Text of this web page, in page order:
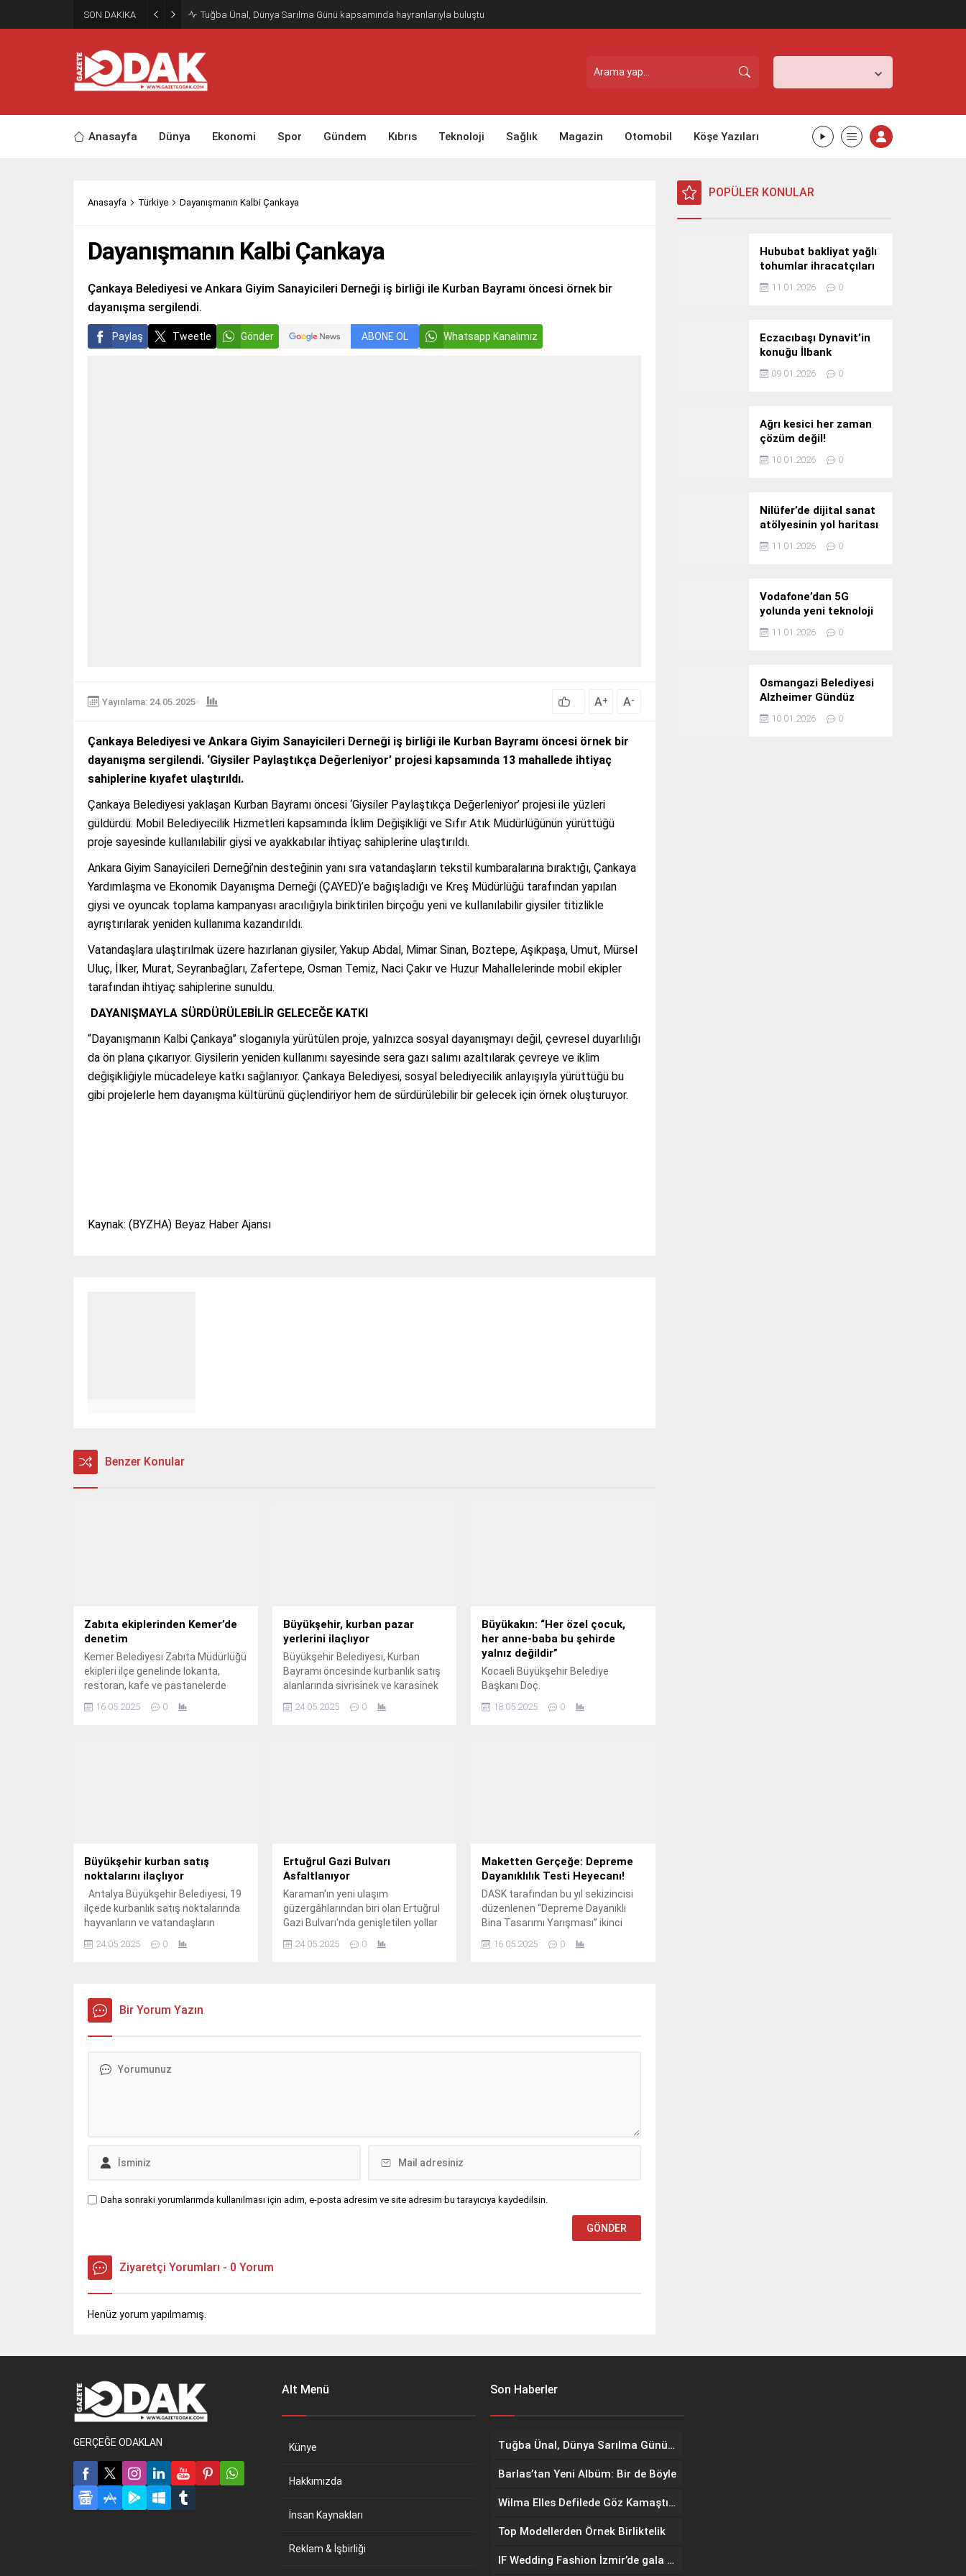
SON DAKİKA Tuğba Ünal, Dünya Sarılma Günü kapsamında hayranlarıyla buluştu
Anasayfa Dünya Ekonomi Spor Gündem Kıbrıs Teknoloji Sağlık Magazin Otomobil Köşe Yazıları
Anasayfa Türkiye Dayanışmanın Kalbi Çankaya
Dayanışmanın Kalbi Çankaya
Çankaya Belediyesi ve Ankara Giyim Sanayicileri Derneği iş birliği ile Kurban Bayramı öncesi örnek bir
dayanışma sergilendi.
Paylaş Tweetle Gönder ABONE OL Whatsapp Kanalımız
Yayınlama: 24.05.2025 A+ A-
Çankaya Belediyesi ve Ankara Giyim Sanayicileri Derneği iş birliği ile Kurban Bayramı öncesi örnek bir
dayanışma sergilendi. ‘Giysiler Paylaştıkça Değerleniyor’ projesi kapsamında 13 mahallede ihtiyaç
sahiplerine kıyafet ulaştırıldı.
Çankaya Belediyesi yaklaşan Kurban Bayramı öncesi ‘Giysiler Paylaştıkça Değerleniyor’ projesi ile yüzleri
güldürdü. Mobil Belediyecilik Hizmetleri kapsamında İklim Değişikliği ve Sıfır Atık Müdürlüğünün yürüttüğü
proje sayesinde kullanılabilir giysi ve ayakkabılar ihtiyaç sahiplerine ulaştırıldı.
Ankara Giyim Sanayicileri Derneği’nin desteğinin yanı sıra vatandaşların tekstil kumbaralarına bıraktığı, Çankaya
Yardımlaşma ve Ekonomik Dayanışma Derneği (ÇAYED)’e bağışladığı ve Kreş Müdürlüğü tarafından yapılan
giysi ve oyuncak toplama kampanyası aracılığıyla biriktirilen birçoğu yeni ve kullanılabilir giysiler titizlikle
ayrıştırılarak yeniden kullanıma kazandırıldı.
Vatandaşlara ulaştırılmak üzere hazırlanan giysiler, Yakup Abdal, Mimar Sinan, Boztepe, Aşıkpaşa, Umut, Mürsel
Uluç, İlker, Murat, Seyranbağları, Zafertepe, Osman Temiz, Naci Çakır ve Huzur Mahallelerinde mobil ekipler
tarafından ihtiyaç sahiplerine sunuldu.
DAYANIŞMAYLA SÜRDÜRÜLEBİLİR GELECEĞE KATKI
“Dayanışmanın Kalbi Çankaya” sloganıyla yürütülen proje, yalnızca sosyal dayanışmayı değil, çevresel duyarlılığı
da ön plana çıkarıyor. Giysilerin yeniden kullanımı sayesinde sera gazı salımı azaltılarak çevreye ve iklim
değişikliğiyle mücadeleye katkı sağlanıyor. Çankaya Belediyesi, sosyal belediyecilik anlayışıyla yürüttüğü bu
gibi projelerle hem dayanışma kültürünü güçlendiriyor hem de sürdürülebilir bir gelecek için örnek oluşturuyor.
Kaynak: (BYZHA) Beyaz Haber Ajansı
Benzer Konular
Zabıta ekiplerinden Kemer’de
denetim
Kemer Belediyesi Zabıta Müdürlüğü
ekipleri ilçe genelinde lokanta,
restoran, kafe ve pastanelerde
denetimlerde bulundu.
16.05.2025 0
Büyükşehir, kurban pazar
yerlerini ilaçlıyor
Büyükşehir Belediyesi, Kurban
Bayramı öncesinde kurbanlık satış
alanlarında sivrisinek ve karasinek
gibi haşerelere karşı ilaçlama
gerçekleştiriyor.
24.05.2025 0
Büyükakın: “Her özel çocuk,
her anne-baba bu şehirde
yalnız değildir”
Kocaeli Büyükşehir Belediye
Başkanı Doç.
18.05.2025 0
Büyükşehir kurban satış
noktalarını ilaçlıyor
Antalya Büyükşehir Belediyesi, 19
ilçede kurbanlık satış noktalarında
hayvanların ve vatandaşların
için periyodik ilaçlama uygulaması
24.05.2025 0
Ertuğrul Gazi Bulvarı
Asfaltlanıyor
Karaman'ın yeni ulaşım
güzergâhlarından biri olan Ertuğrul
Gazi Bulvarı'nda genişletilen yollar
24.05.2025 0
Maketten Gerçeğe: Depreme
Dayanıklılık Testi Heyecanı!
DASK tarafından bu yıl sekizincisi
düzenlenen “Depreme Dayanıklı
Bina Tasarımı Yarışması” ikinci
oldu.
16.05.2025 0
Bir Yorum Yazın
Daha sonraki yorumlarımda kullanılması için adım, e-posta adresim ve site adresim bu tarayıcıya kaydedilsin.
Ziyaretçi Yorumları - 0 Yorum
Henüz yorum yapılmamış.
POPÜLER KONULAR
Hububat bakliyat yağlı
tohumlar ihracatçıları
Güney Kore yolcusu
11.01.2026 0
Eczacıbaşı Dynavit’in
konuğu İlbank
09.01.2026 0
Ağrı kesici her zaman
çözüm değil!
10.01.2026 0
Nilüfer’de dijital sanat
atölyesinin yol haritası
konuşuldu
11.01.2026 0
Vodafone’dan 5G
yolunda yeni teknoloji
yatırımı
11.01.2026 0
Osmangazi Belediyesi
Alzheimer Gündüz
Bakım Evi 3. Yılını
Kutladı
10.01.2026 0
GERÇEĞE ODAKLAN
Alt Menü
Künye
Hakkımızda
İnsan Kaynakları
Reklam & İşbirliği
Son Haberler
Tuğba Ünal, Dünya Sarılma Günü kapsamında hayranlarıyla buluştu
Barlas’tan Yeni Albüm: Bir de Böyle
Wilma Elles Defilede Göz Kamaştırdı, Kuliste Oğlunu Uyuttu
Top Modellerden Örnek Birliktelik
IF Wedding Fashion İzmir’de gala defilesinde yıldızlar geçidi